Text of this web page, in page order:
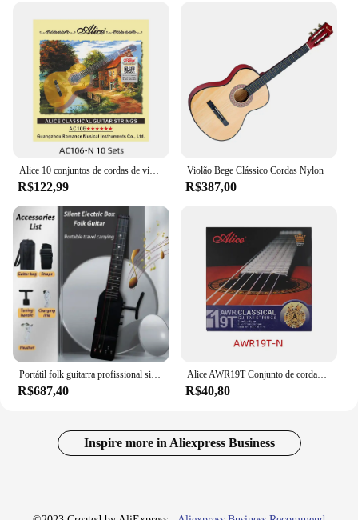
R$122,99
Violão Bege Clássico Cordas Nylon
R$387,00
R$687,40
Alice AWR19T Conjunto de cordas para violão clássico Tensão normal (028-044) Tensão dura (0287-046) Titânio Nylon Cobre banhado a prata
R$40,80
Inspire more in Aliexpress Business